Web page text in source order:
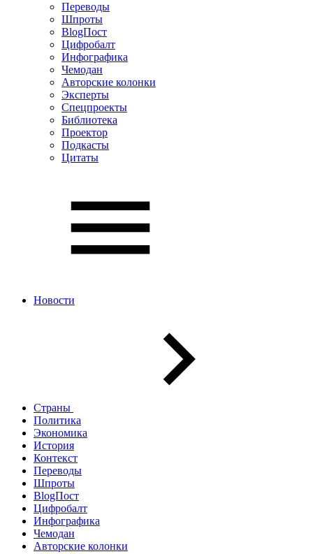
Переводы
Шпроты
BlogПост
Цифробалт
Инфографика
Чемодан
Авторские колонки
Эксперты
Спецпроекты
Библиотека
Проектор
Подкасты
Цитаты
Новости
Страны
Политика
Экономика
История
Контекст
Переводы
Шпроты
BlogПост
Цифробалт
Инфографика
Чемодан
Авторские колонки